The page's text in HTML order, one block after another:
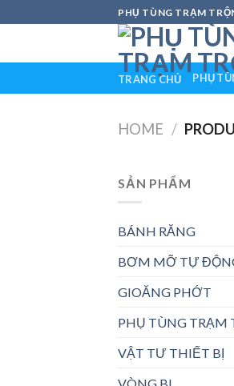
to
PHỤ TÙNG TRẠM
TRANG CHỦ PHỤ
HOME /
SẢN PHẨM
BÁNH RĂNG
BƠM MỠ TỰ
GIOĂNG PHỚT
PHỤ TÙNG TRẠM
VẬT TƯ THIẾT BỊ